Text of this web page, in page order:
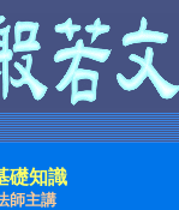
礎知識
師主講